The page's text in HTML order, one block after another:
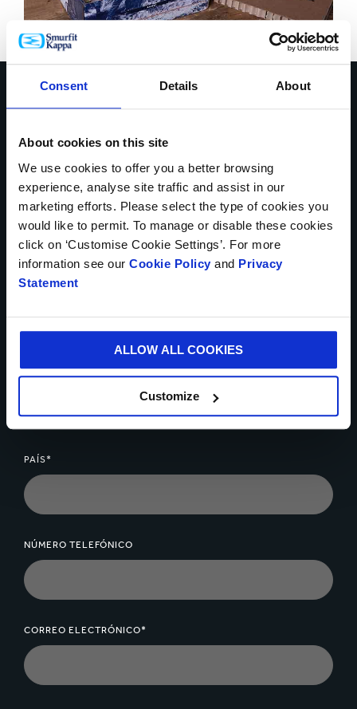
Consent Details About
About cookies on this site
We use cookies to offer you a better browsing
experience, analyse site traffic and assist in our
marketing efforts. Please select the type of cookies you
would like to permit. To manage or disable these cookies
click on ‘Customise Cookie Settings’. For more
information see our Cookie Policy and Privacy
Statement
ALLOW ALL COOKIES
Customize
Habla con nuestros
expertos sobre cómo
podemos ayudarte a
resolver los retos de tu
negocio
Contáctate con nosotros hoy
* Campos obligatorios
NOMBRE*
PAÍS*
NÚMERO TELEFÓNICO
CORREO ELECTRÓNICO*